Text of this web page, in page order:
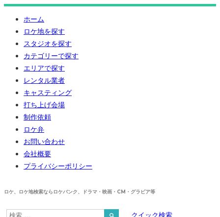
ホーム
ロケ地を探す
スタジオを探す
カテゴリーで探す
エリアで探す
レンタル業者
キャスティング
打ち上げ会場
制作依頼
ロケ弁
お問い合わせ
会社概要
プライバシーポリシー
ロケ、ロケ地検索ならロケバンク、ドラマ・映画・CM・グラビア等
クイック検索